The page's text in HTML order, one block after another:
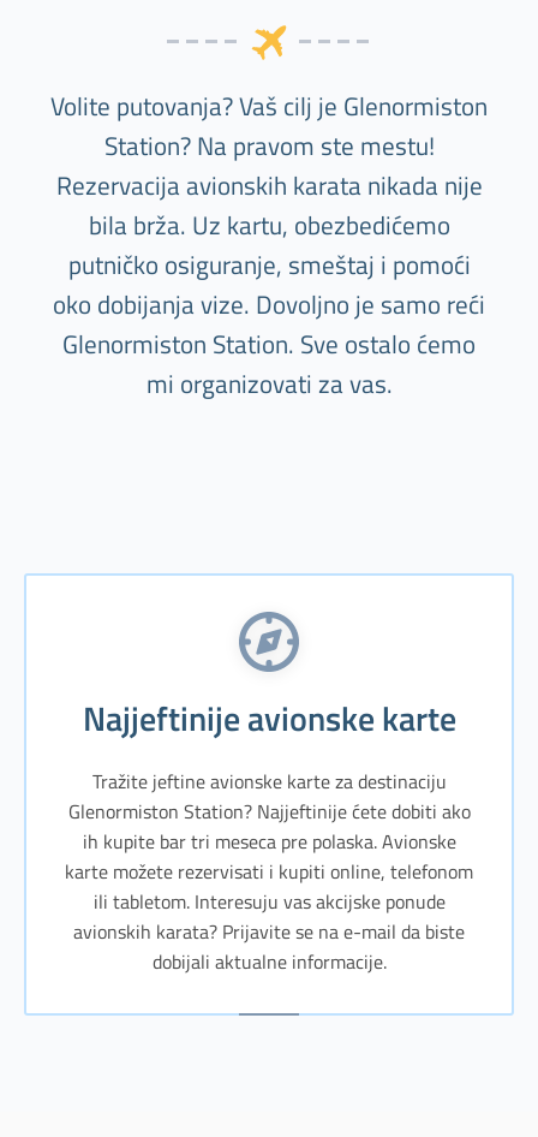
Volite putovanja? Vaš cilj je Glenormiston
Station? Na pravom ste mestu!
Rezervacija avionskih karata nikada nije
bila brža. Uz kartu, obezbedićemo
putničko osiguranje, smeštaj i pomoći
oko dobijanja vize. Dovoljno je samo reći
Glenormiston Station. Sve ostalo ćemo
mi organizovati za vas.
Najjeftinije avionske karte
Tražite jeftine avionske karte za destinaciju
Glenormiston Station? Najjeftinije ćete dobiti ako
ih kupite bar tri meseca pre polaska. Avionske
karte možete rezervisati i kupiti online, telefonom
ili tabletom. Interesuju vas akcijske ponude
avionskih karata? Prijavite se na e-mail da biste
dobijali aktualne informacije.